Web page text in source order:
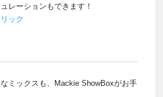
レーションもできます！
ック
ミックスも、Mackie ShowBoxがお手